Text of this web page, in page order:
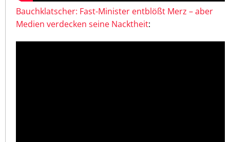
Bauchklatscher: Fast-Minister entblößt Merz – aber
Medien verdecken seine Nacktheit: